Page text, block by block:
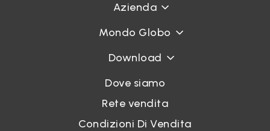
Azienda
Mondo Globo
Download
Dove siamo
Rete vendita
Condizioni Di Vendita